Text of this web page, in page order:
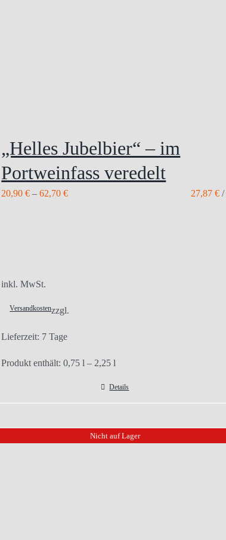
„Helles Jubelbier“ – im
Portweinfass veredelt
20,90€ –62,70€ 27,87 €/
inkl. MwSt.
zzgl.
Versandkosten
Lieferzeit: 7 Tage
Produkt enthält: 0,75l – 2,25l
Details
Nicht auf Lager